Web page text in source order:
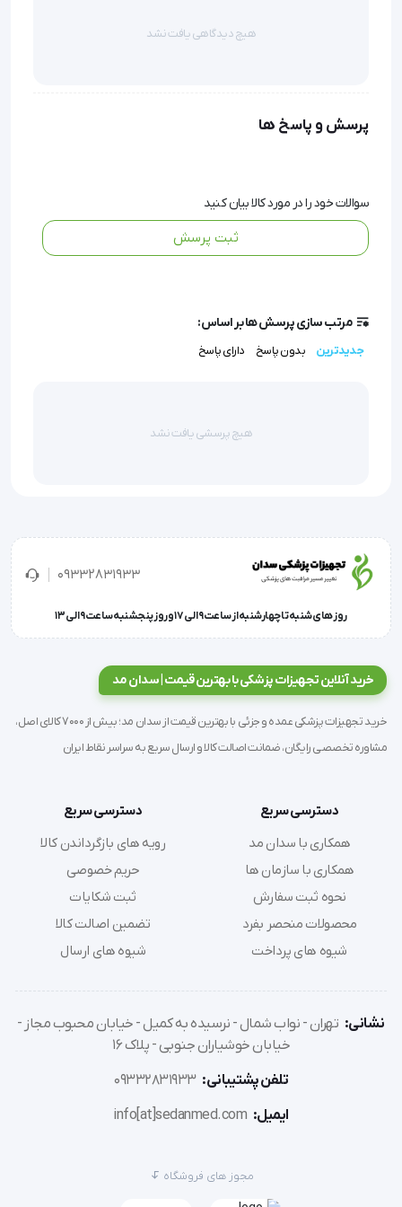
داتلود دفترچه راهنما MG158
ماساژور ماشین حرفه ای همه کاره MG158
احساس دلچسب ماساژ با ماساژ لرزشی گرم و مطبوع لذت
کاربرد آسان با کلید دستی
دارای فندکی برای استفاده در اتومبیل
قابل استفاده برای هر نوع صندلی و مبل با عمق کافی
بهترین تطابق با شکل بدن و محل نشیمن
ماساژور حرفه ای همه کاره برای همه جا
ایده آل برای استفاده در خانه، محل کار یا در حین رانندگی
با اتومبیل
با دفترچه راهنمای فارسی،انگلیسی و آلمانی
برای اطلاعات بیشتر،میتوانید این محصولات را در
سایت اختصاصی آن
مشاهده نمایید.
روکش صندلی ماساژور
هیچ دیدگاهی یافت نشد
پرسش و پاسخ ها
سوالات خود را در مورد کالا بیان کنید
ثبت پرسش
مرتب سازی پرسش ها بر اساس:
جدیدترین بدون پاسخ دارای پاسخ
هیچ پرسشی یافت نشد
09332831933
روز های شنبه تا چهارشنبه از ساعت 9 الی 17 و روز پنجشنبه ساعت 9 الی 13
خرید آنلاین تجهیزات پزشکی با بهترین قیمت | سدان مد
خرید تجهیزات پزشکی عمده و جزئی با بهترین قیمت از سدان مد؛ بیش از 7000 کالای اصل،
مشاوره تخصصی رایگان، ضمانت اصالت کالا و ارسال سریع به سراسر نقاط ایران
دسترسی سریع
همکاری با سدان مد
همکاری با سازمان ها
نحوه ثبت سفارش
محصولات منحصر بفرد
شیوه های پرداخت
دسترسی سریع
رویه های بازگرداندن کالا
حریم خصوصی
ثبت شکایات
تضمین اصالت کالا
شیوه های ارسال
نشانی: تهران - نواب شمال - نرسیده به کمیل - خیابان محبوب مجاز -
خیابان خوشیاران جنوبی - پلاک 16
تلفن پشتیبانی: 09332831933
ایمیل: info[at]sedanmed.com
مجوز های فروشگاه